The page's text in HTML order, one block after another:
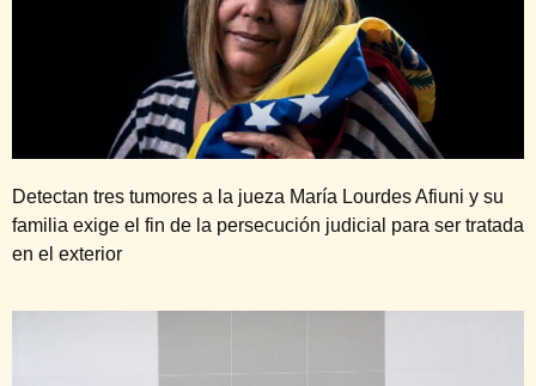
Detectan tres tumores a la jueza María Lourdes Afiuni y su
familia exige el fin de la persecución judicial para ser tratada
en el exterior